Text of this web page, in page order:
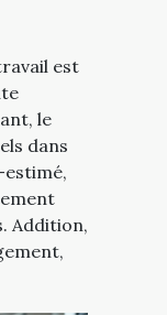
est
le
dans
Addition,